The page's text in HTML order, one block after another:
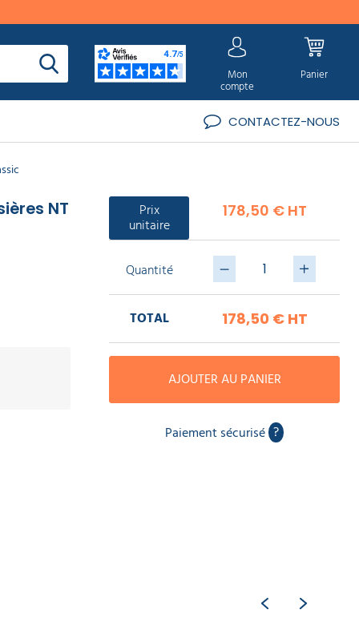
Mon
compte
Panier
CONTACTEZ-NOUS
NT
Prix
unitaire
178,50 € HT
Quantité
TOTAL 178,50 € HT
AJOUTER AU PANIER
Paiement sécurisé ?